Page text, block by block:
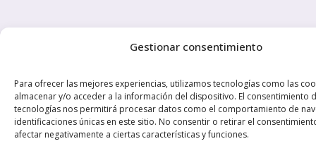
Gestionar consentimiento
Para ofrecer las mejores experiencias, utilizamos tecnologías como las
almacenar y/o acceder a la información del dispositivo. El consentimiento
tecnologías nos permitirá procesar datos como el comportamiento de
identificaciones únicas en este sitio. No consentir o retirar el
afectar negativamente a ciertas características y funciones.